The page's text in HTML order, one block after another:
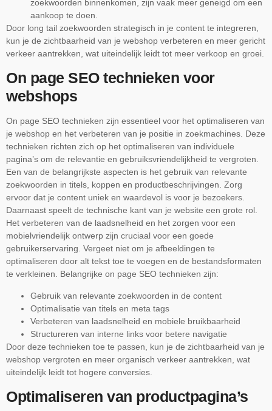
zoekwoorden binnenkomen, zijn vaak meer geneigd om een
aankoop te doen.
Door long tail zoekwoorden strategisch in je content te integreren,
kun je de zichtbaarheid van je webshop verbeteren en meer gericht
verkeer aantrekken, wat uiteindelijk leidt tot meer verkoop en groei.
On page SEO technieken voor
webshops
On page SEO technieken zijn essentieel voor het optimaliseren van
je webshop en het verbeteren van je positie in zoekmachines. Deze
technieken richten zich op het optimaliseren van individuele
pagina’s om de relevantie en gebruiksvriendelijkheid te vergroten.
Een van de belangrijkste aspecten is het gebruik van relevante
zoekwoorden in titels, koppen en productbeschrijvingen. Zorg
ervoor dat je content uniek en waardevol is voor je bezoekers.
Daarnaast speelt de technische kant van je website een grote rol.
Het verbeteren van de laadsnelheid en het zorgen voor een
mobielvriendelijk ontwerp zijn cruciaal voor een goede
gebruikerservaring. Vergeet niet om je afbeeldingen te
optimaliseren door alt tekst toe te voegen en de bestandsformaten
te verkleinen. Belangrijke on page SEO technieken zijn:
Gebruik van relevante zoekwoorden in de content
Optimalisatie van titels en meta tags
Verbeteren van laadsnelheid en mobiele bruikbaarheid
Structureren van interne links voor betere navigatie
Door deze technieken toe te passen, kun je de zichtbaarheid van je
webshop vergroten en meer organisch verkeer aantrekken, wat
uiteindelijk leidt tot hogere conversies.
Optimaliseren van productpagina’s